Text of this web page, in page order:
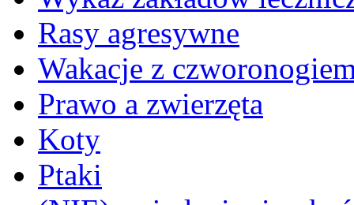
Rasy agresywne
Wakacje z
Prawo a zwierzęta
Koty
Ptaki